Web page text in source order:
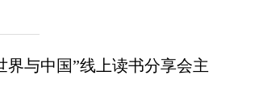
界与中国”线上读书分享会主